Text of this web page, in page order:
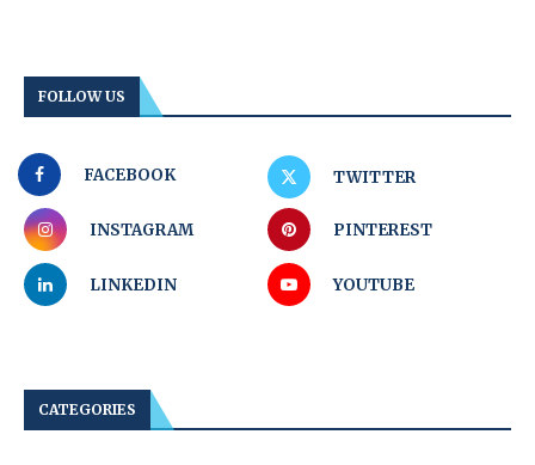
FOLLOW US
FACEBOOK TWITTER
INSTAGRAM PINTEREST
LINKEDIN YOUTUBE
CATEGORIES